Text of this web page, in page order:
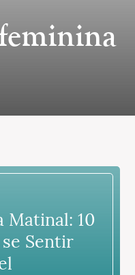
Matinal: 10
Sentir